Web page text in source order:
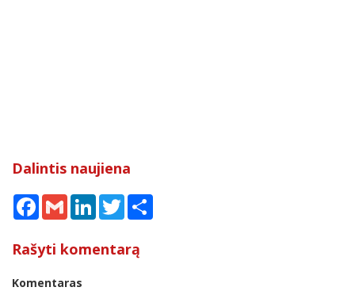
Dalintis naujiena
Facebook
Gmail LinkedInTwitter
Rašyti komentarą
Komentaras